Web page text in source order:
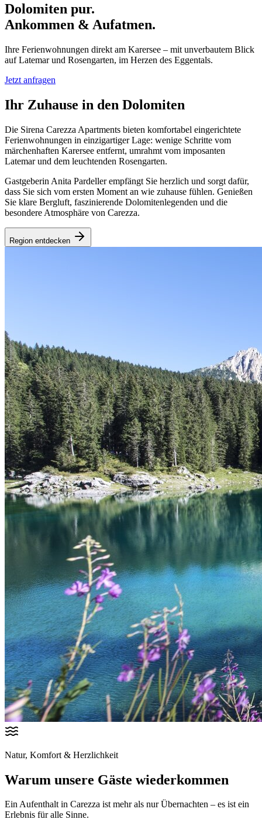
Dolomiten pur.
Ankommen & Aufatmen.
Ihre Ferienwohnungen direkt am Karersee – mit unverbautem Blick
auf Latemar und Rosengarten, im Herzen des Eggentals.
Jetzt anfragen
Ihr Zuhause in den Dolomiten
Die Sirena Carezza Apartments bieten komfortabel eingerichtete
Ferienwohnungen in einzigartiger Lage: wenige Schritte vom
märchenhaften Karersee entfernt, umrahmt vom imposanten
Latemar und dem leuchtenden Rosengarten.
Gastgeberin Anita Pardeller empfängt Sie herzlich und sorgt dafür,
dass Sie sich vom ersten Moment an wie zuhause fühlen. Genießen
Sie klare Bergluft, faszinierende Dolomitenlegenden und die
besondere Atmosphäre von Carezza.
Region entdecken
Natur, Komfort & Herzlichkeit
Warum unsere Gäste wiederkommen
Ein Aufenthalt in Carezza ist mehr als nur Übernachten – es ist ein
Erlebnis für alle Sinne.